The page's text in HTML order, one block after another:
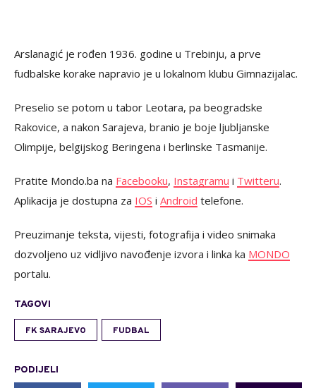
Arslanagić je rođen 1936. godine u Trebinju, a prve
fudbalske korake napravio je u lokalnom klubu Gimnazijalac.
Preselio se potom u tabor Leotara, pa beogradske
Rakovice, a nakon Sarajeva, branio je boje ljubljanske
Olimpije, belgijskog Beringena i berlinske Tasmanije.
Pratite Mondo.ba na Facebooku, Instagramu i Twitteru.
Aplikacija je dostupna za IOS i Android telefone.
Preuzimanje teksta, vijesti, fotografija i video snimaka
dozvoljeno uz vidljivo navođenje izvora i linka ka MONDO
portalu.
TAGOVI
FK SARAJEVO FUDBAL
PODIJELI